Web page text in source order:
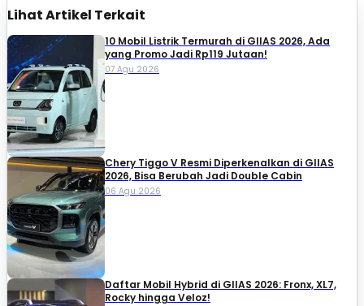
Lihat Artikel Terkait
10 Mobil Listrik Termurah di GIIAS 2026, Ada
yang Promo Jadi Rp119 Jutaan!
07 Agu 2026
Chery Tiggo V Resmi Diperkenalkan di GIIAS
2026, Bisa Berubah Jadi Double Cabin
06 Agu 2026
Daftar Mobil Hybrid di GIIAS 2026: Fronx, XL7,
Rocky hingga Veloz!